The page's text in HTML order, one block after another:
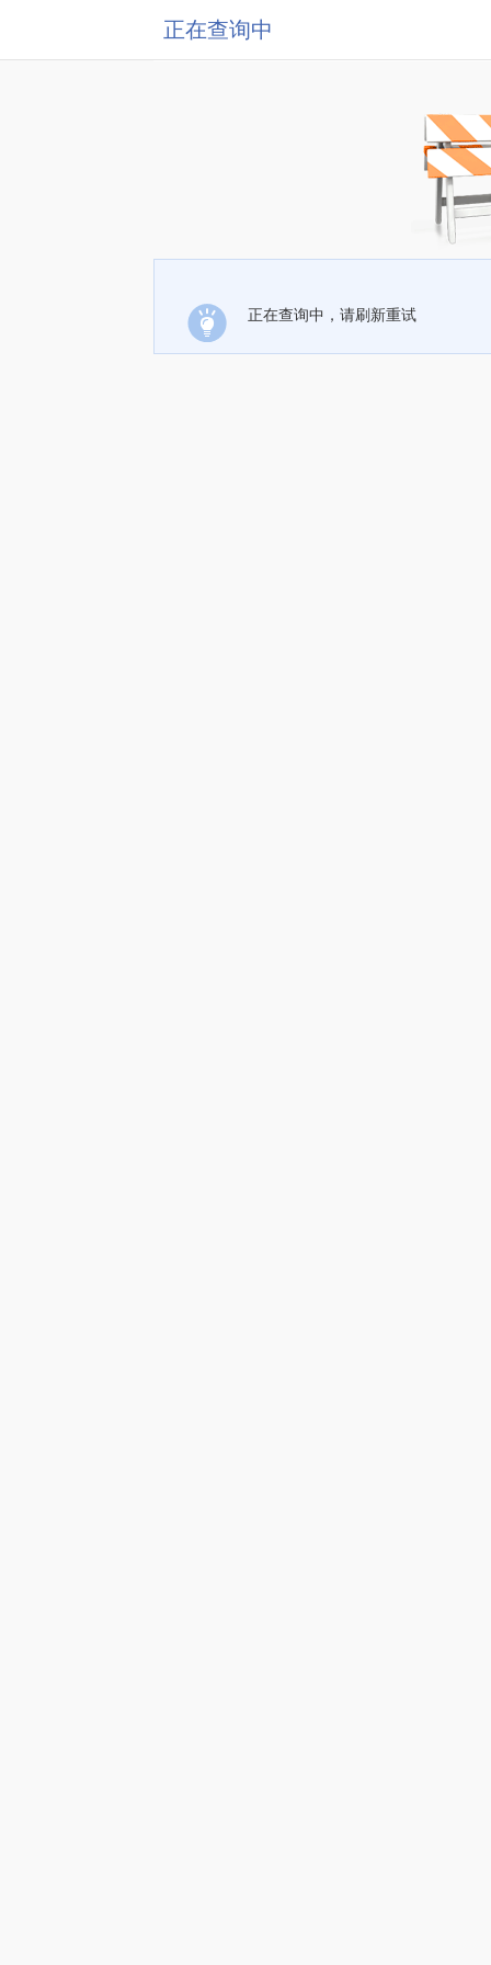
正在查询中
正在查询中，请刷新重试